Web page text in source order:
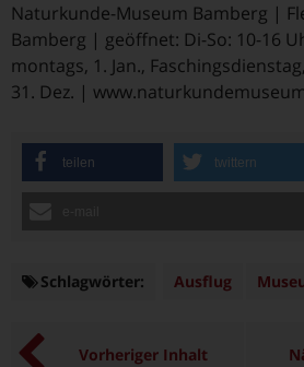
Naturkunde-Museum Bamberg |
Bamberg | geöffnet: Di-So: 10-16
montags, 1. Jan.,
31. Dez. |
teilen twittern
Schlagwörter: Schlagwörter
Ausflug
Vorheriger Inhalt